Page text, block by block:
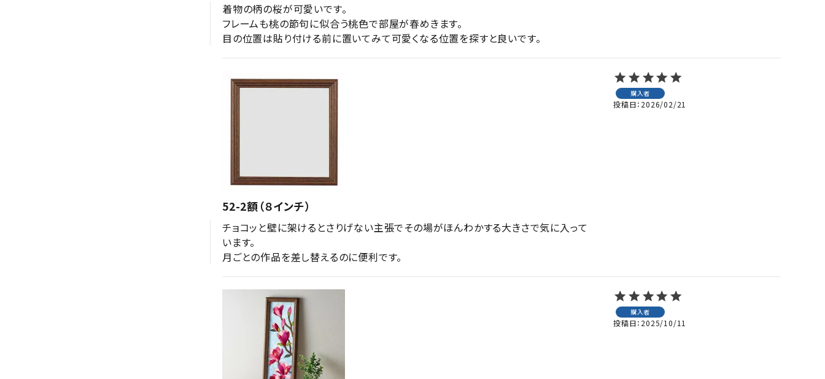
着物の柄の桜が可愛いです。
フレームも桃の節句に似合う桃色で部屋が春めきます。
目の位置は貼り付ける前に置いてみて可愛くなる位置を探すと良いです。
52-2額（８インチ）
購入者
投稿日 2026/02/21
チョコッと壁に架けるとさりげない主張でその場がほんわかする大きさで気に入って
います。
月ごとの作品を差し替えるのに便利です。
購入者
投稿日 2025/10/11